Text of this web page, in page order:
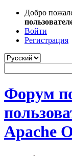
Добро
Войти
Регистрация
Форум
Apache